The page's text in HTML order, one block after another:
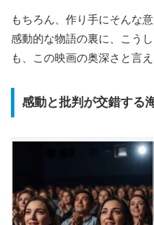
もちろん、作り手にそんな
感動的な物語の裏に、こう
も、この映画の奥深さと言え
感動と批判が交錯する